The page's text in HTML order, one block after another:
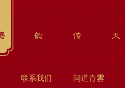
联系我们 问道青雲